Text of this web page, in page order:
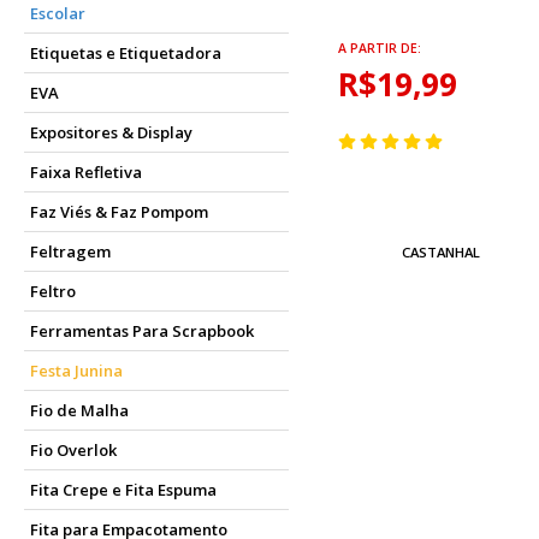
Escolar
Etiquetas e Etiquetadora
EVA
Expositores & Display
Faixa Refletiva
Faz Viés & Faz Pompom
Feltragem
Feltro
Ferramentas Para Scrapbook
Festa Junina
Fio de Malha
Fio Overlok
Fita Crepe e Fita Espuma
Fita para Empacotamento
A PARTIR DE:
R$19,99
CASTANHAL